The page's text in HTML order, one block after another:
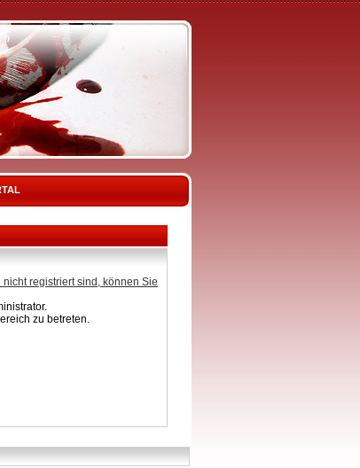
nicht registriert sind, können Sie
zu betreten.